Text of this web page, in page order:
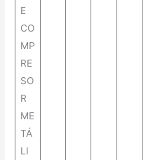
E
CO
MP
RE
SO
R
ME
TÁ
LI